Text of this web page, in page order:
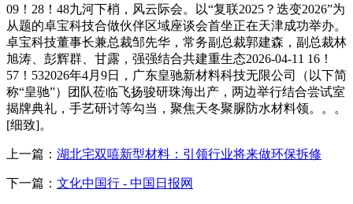
09！28！48九河下梢，风云际会。以“复联2025？迭变2026”为
从题的卓宝科技合做伙伴区域座谈会首坐正在天津成功举办。
卓宝科技董事长兼总裁邹先华，常务副总裁郭建森，副总裁林
旭涛、彭辉群、甘露，强强结合共建重生态2026-04-11 16！
57！532026年4月9日，广东皇驰新材料科技无限公司（以下简
称“皇驰”）团队莅临飞扬骏研珠海出产，两边举行结合尝试室
揭牌典礼，手艺研讨等勾当，聚焦天冬聚脲防水材料领。。。
[细致]。
上一篇： 湖北宅双嘻新型材料：引领行业将来做环保拆修
下一篇： 文化中国行 - 中国日报网